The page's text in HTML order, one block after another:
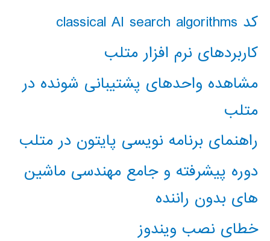
کد classical AI search algorithms
کاربردهای نرم افزار متلب
مشاهده واحدهای پشتیبانی شونده در
متلب
راهنمای برنامه نویسی پایتون در متلب
دوره پیشرفته و جامع مهندسی ماشین
های بدون راننده
خطای نصب ویندوز